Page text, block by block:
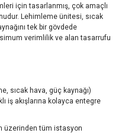
için tasarlanmış, çok amaçlı
Lehimleme ünitesi, sıcak
tek bir gövdede
verimlilik ve alan tasarrufu
sıcak hava, güç kaynağı)
iş akışlarına kolayca entegre
üzerinden tüm istasyon